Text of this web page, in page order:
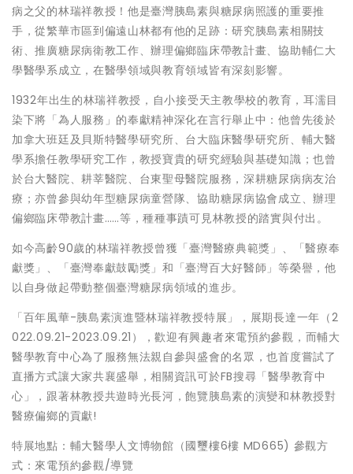
病之父的林瑞祥教授！他是臺灣胰島素與糖尿病照護的重要推
手，從繁華市區到偏遠山林都有他的足跡：研究胰島素相關技
術、推廣糖尿病衛教工作、辦理偏鄉臨床帶教計畫、協助輔仁大
學醫學系成立，在醫學領域與教育領域皆有深刻影響。
1932年出生的林瑞祥教授，自小接受天主教學校的教育，耳濡目
染下將「為人服務」的奉獻精神深化在言行舉止中：他曾先後於
加拿大班廷及貝斯特醫學研究所、台大臨床醫學研究所、輔大醫
學系擔任教學研究工作，教授寶貴的研究經驗與基礎知識；也曾
於台大醫院、耕莘醫院、台東聖母醫院服務，深耕糖尿病病友治
療；亦曾參與幼年型糖尿病童營隊、協助糖尿病協會成立、辦理
偏鄉臨床帶教計畫……等，種種事蹟可見林教授的踏實與付出。
如今高齡90歲的林瑞祥教授曾獲「臺灣醫療典範獎」、「醫療奉
獻獎」、「臺灣奉獻鼓勵獎」和「臺灣百大好醫師」等榮譽，他
以自身做起帶動整個臺灣糖尿病領域的進步。
「百年風華-胰島素演進暨林瑞祥教授特展」，展期長達一年（2
022.09.21-2023.09.21），歡迎有興趣者來電預約參觀，而輔大
醫學教育中心為了服務無法親自參與盛會的名眾，也首度嘗試了
直播方式讓大家共襄盛舉，相關資訊可於FB搜尋「醫學教育中
心」，跟著林教授共遊時光長河，飽覽胰島素的演變和林教授對
醫療偏鄉的貢獻!
特展地點：輔大醫學人文博物館（國璽樓6樓 MD665) 參觀方
式：來電預約參觀/導覽